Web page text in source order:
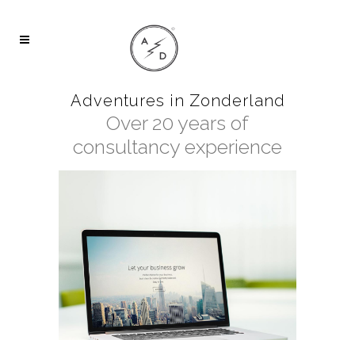
Adventures in Zonderland
Over 20 years of
consultancy experience